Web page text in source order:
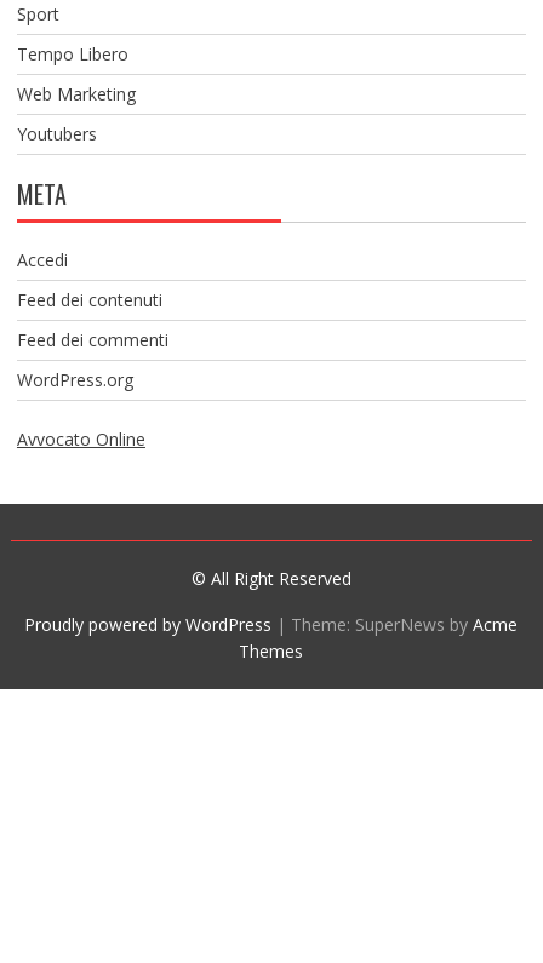
Sport
Tempo Libero
Web Marketing
Youtubers
META
Accedi
Feed dei contenuti
Feed dei commenti
WordPress.org
Avvocato Online
© All Right Reserved
Proudly powered by WordPress | Theme: SuperNews byAcme
Themes